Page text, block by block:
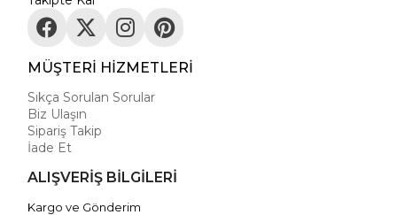
MÜŞTERİ HİZMETLERİ
Sıkça Sorulan Sorular
Biz Ulaşın
Sipariş Takip
İade Et
ALIŞVERİŞ BİLGİLERİ
Kargo ve Gönderim